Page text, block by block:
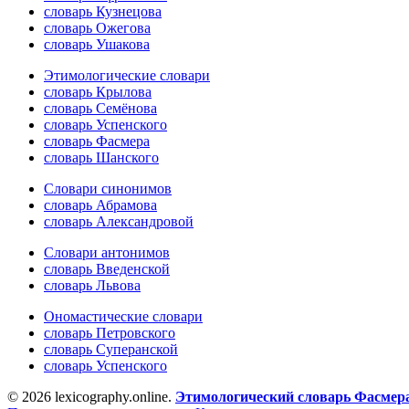
словарь Кузнецова
словарь Ожегова
словарь Ушакова
Этимологические словари
словарь Крылова
словарь Семёнова
словарь Успенского
словарь Фасмера
словарь Шанского
Словари синонимов
словарь Абрамова
словарь Александровой
Словари антонимов
словарь Введенской
словарь Львова
Ономастические словари
словарь Петровского
словарь Суперанской
словарь Успенского
© 2026 lexicography.online. Этимологический словарь